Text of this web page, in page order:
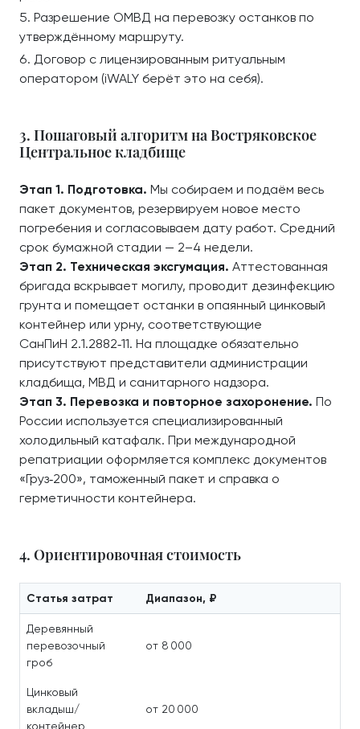
Разрешение ОМВД на перевозку останков по
утверждённому маршруту.
Договор с лицензированным ритуальным
оператором (iWALY берёт это на себя).
3. Пошаговый алгоритм на Востряковское
Центральное кладбище
Этап 1. Подготовка. Мы собираем и подаём весь
пакет документов, резервируем новое место
погребения и согласовываем дату работ. Средний
срок бумажной стадии — 2–4 недели.
Этап 2. Техническая эксгумация. Аттестованная
бригада вскрывает могилу, проводит дезинфекцию
грунта и помещает останки в опаянный цинковый
контейнер или урну, соответствующие
СанПиН 2.1.2882‑11. На площадке обязательно
присутствуют представители администрации
кладбища, МВД и санитарного надзора.
Этап 3. Перевозка и повторное захоронение. По
России используется специализированный
холодильный катафалк. При международной
репатриации оформляется комплекс документов
«Груз‑200», таможенный пакет и справка о
герметичности контейнера.
4. Ориентировочная стоимость
Статья затрат Диапазон, ₽
Деревянный
перевозочный
гроб
от 8 000
Цинковый
вкладыш/
контейнер
от 20 000